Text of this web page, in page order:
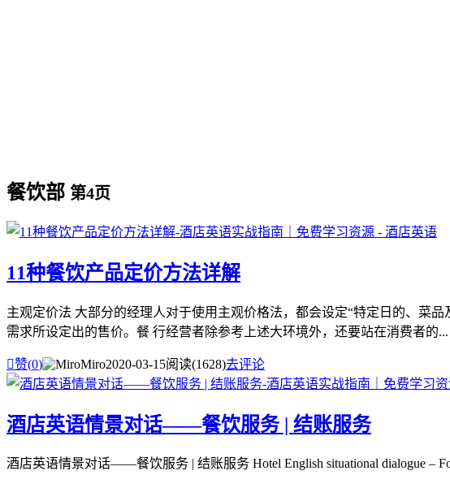
餐饮部 第4页
11种餐饮产品定价方法详解
主观定价法 大部分的经理人对于使用主观价格法，都会设定“特定日的、菜
需求所设定出的售价。餐 行经营者除参考上述大环境外，还要站在消费者的...
赞(0) Miro2020-03-15阅读(1628)去评论
酒店英语情景对话——餐饮服务 | 结账服务
酒店英语情景对话——餐饮服务 | 结账服务 Hotel English situational dialogue –